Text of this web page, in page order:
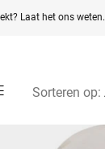
Laat het ons weten.
Sorteren op: